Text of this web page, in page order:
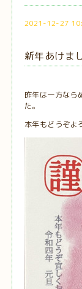
2021-12-27
新年あけま
昨年は一方なら
た。
本年もどうぞよ